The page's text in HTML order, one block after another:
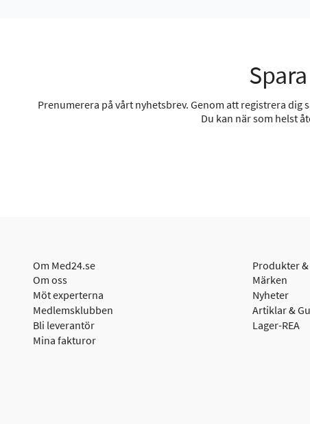
Prenumerera på vårt nyhetsbrev. Genom att registrera
Du kan när som helst
Om Med24.se
Om oss
Möt experterna
Medlemsklubben
Bli leverantör
Mina fakturor
Produkter
Märken
Nyheter
Artiklar &
Lager-REA